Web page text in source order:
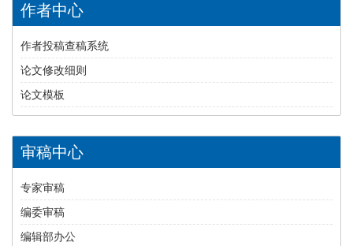
作者中心
作者投稿查稿系统
论文修改细则
论文模板
审稿中心
专家审稿
编委审稿
编辑部办公